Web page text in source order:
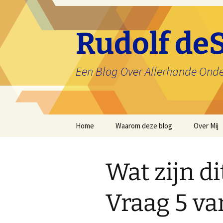
inhoud
Rudolf
Een Blog Over Allerhande
Home Waarom deze blog Over Mij
Wat zijn
Vraag 5